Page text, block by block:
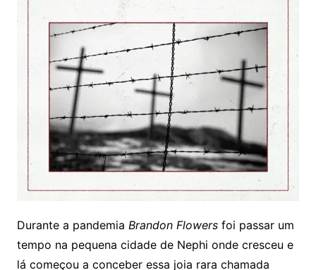
Durante a pandemia Brandon Flowersfoi passar um
tempo na pequena cidade de Nephi onde cresceu e
lá começou a conceber essa joia rara chamada